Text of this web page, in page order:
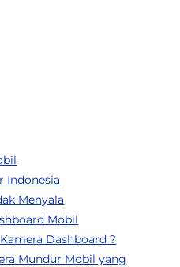
Indonesia
Menyala
Mobil
Dashboard ?
Mundur Mobil yang